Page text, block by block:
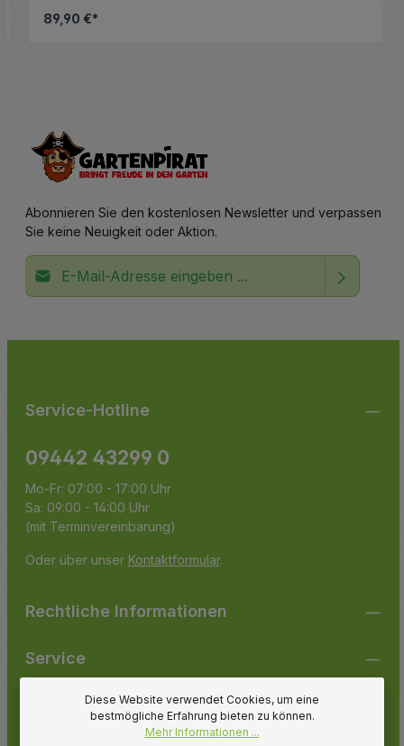
89,90 €*
Abonnieren Sie den kostenlosen Newsletter und verpassen
Sie keine Neuigkeit oder Aktion.
E-Mail-Adresse*
Service-Hotline
09442 43299 0
Mo-Fr: 07:00 - 17:00 Uhr
Sa: 09:00 - 14:00 Uhr
(mit Terminvereinbarung)
Oder über unser Kontaktformular.
Rechtliche Informationen
Service
GartenpiratDiese Website verwendet Cookies, um eine
bestmögliche Erfahrung bieten zu können.
Mehr Informationen ...